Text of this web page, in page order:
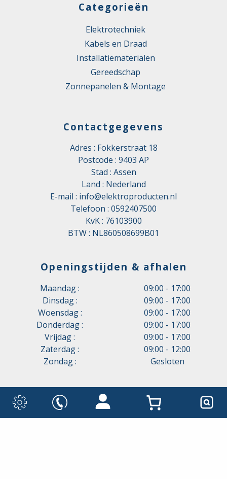
Categorieën
Elektrotechniek
Kabels en Draad
Installatiematerialen
Gereedschap
Zonnepanelen & Montage
Contactgegevens
Adres : Fokkerstraat 18
Postcode : 9403 AP
Stad : Assen
Land : Nederland
E-mail : info@elektroproducten.nl
Telefoon : 0592407500
KvK : 76103900
BTW : NL860508699B01
Openingstijden & afhalen
Maandag :
09:00 - 17:00
Dinsdag :
09:00 - 17:00
Woensdag :
09:00 - 17:00
Donderdag :
09:00 - 17:00
Vrijdag :
09:00 - 17:00
Zaterdag :
09:00 - 12:00
Zondag :
Gesloten
Copyright © 2026Elektroproducten.nl